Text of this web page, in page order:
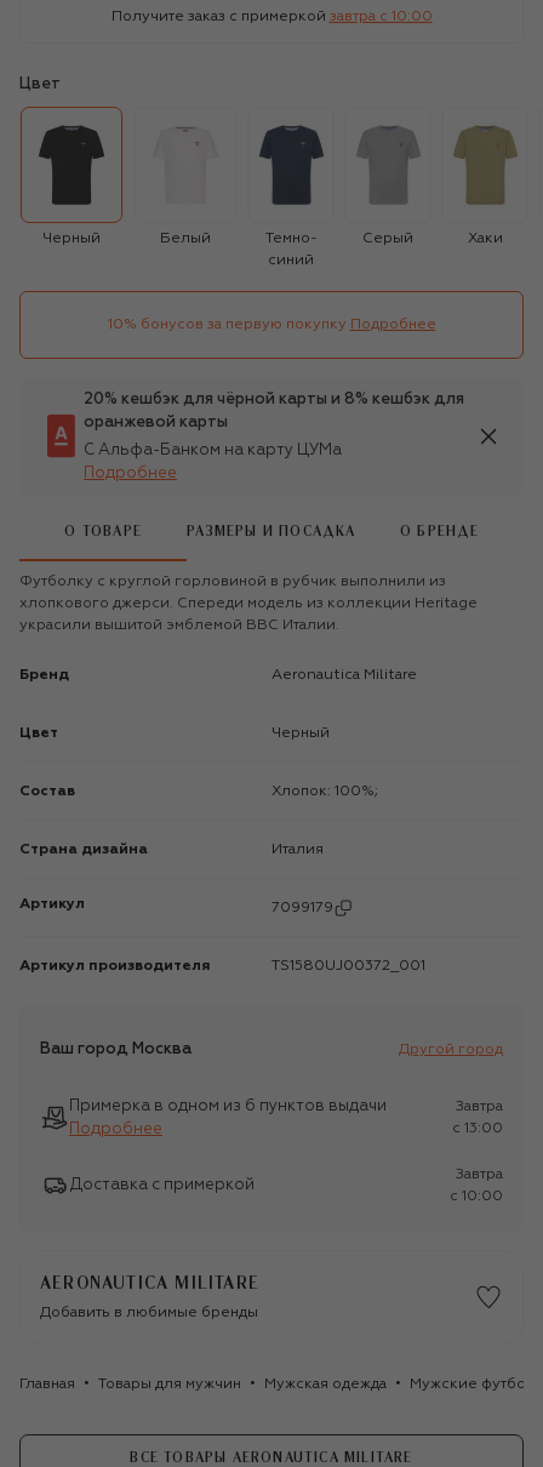
Получите заказ с примеркой завтра c 10:00
Цвет
Черный Белый
Темно-
синий
Серый Хаки
10% бонусов за первую покупку Подробнее
20% кешбэк для чёрной карты и 8% кешбэк для
оранжевой карты
С Альфа-Банком на карту ЦУМа
Подробнее
О ТОВАРЕ РАЗМЕРЫ И ПОСАДКА О БРЕНДЕ
Футболку с круглой горловиной в рубчик выполнили из
хлопкового джерси. Спереди модель из коллекции Heritage
украсили вышитой эмблемой ВВС Италии.
Бренд Aeronautica Militare
Цвет Черный
Состав Хлопок: 100%;
Страна дизайна Италия
Артикул 7099179
Артикул производителя TS1580UJ00372_001
Ваш город Москва Другой город
Примерка в одном из 6 пунктов выдачи
Подробнее
Завтра
c 13:00
Доставка с примеркой
Завтра
c 10:00
AERONAUTICA MILITARE
Добавить в любимые бренды
Главная Товары для мужчин Мужская одежда Мужские
ВСЕ ТОВАРЫ AERONAUTICA MILITARE